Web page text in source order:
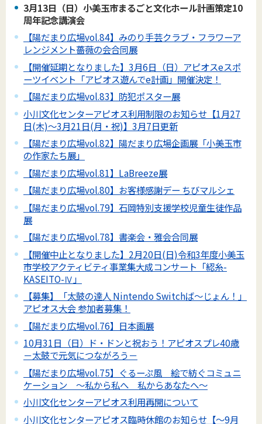
3月13日（日）小美玉市まるごと文化ホール計画策定10
周年記念講演会
【陽だまり広場vol.84】みのり手芸クラブ・フラワーア
レンジメント薔薇の会合同展
【開催延期となりました】3月6日（日）アピオスeスポ
ーツイベント「アピオス遊んでe計画」開催決定！
【陽だまり広場vol.83】防犯ポスター展
小川文化センターアピオス利用制限のお知らせ【1月27
日(木)～3月21日(月・祝)】3月7日更新
【陽だまり広場vol.82】陽だまり広場企画展「小美玉市
の作家たち展」
【陽だまり広場vol.81】LaBreeze展
【陽だまり広場vol.80】お客様感謝デー ちびマルシェ
【陽だまり広場vol.79】石岡特別支援学校児童生徒作品
展
【陽だまり広場vol.78】書楽会・雅会合同展
【開催中止となりました】2月20日(日)令和3年度小美玉
市学校アクティビティ事業集大成コンサート「綛糸-
KASEITO-Ⅳ」
【募集】「太鼓の達人 Nintendo Switchば～じょん！」
アピオス大会 参加者募集！
【陽だまり広場vol.76】日本画展
10月31日（日）ド・ドンと祝おう！アピオスプレ40歳
－太鼓で元気につながろう－
【陽だまり広場vol.75】ぐるーぷ風 絵で紡ぐコミュニ
ケーション ～私から私へ 私からあなたへ～
小川文化センターアピオス利用再開について
小川文化センターアピオス臨時休館のお知らせ【～9月